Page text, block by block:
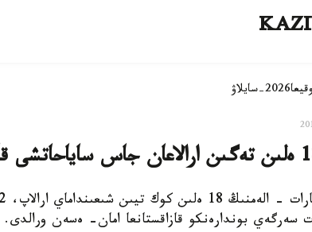
2026-سايلاۋ
سەرگەي بوندارەنكو قازاقستانعا امان- ەسەن ورالدى.